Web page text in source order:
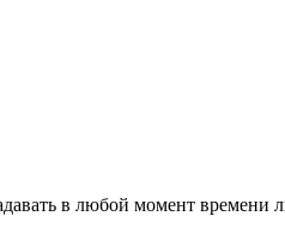
в любой момент времени